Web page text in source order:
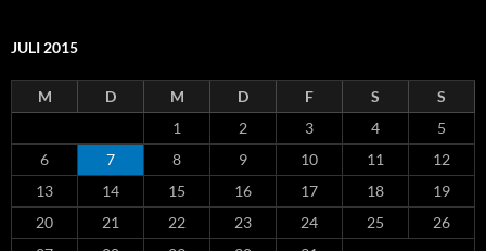
JULI 2015
M D M D F S
S
1
2 3 4
5
6
7 8 9 10 11
12
13
14 15 16 17 18
19
20
21 22 23 24 25
26